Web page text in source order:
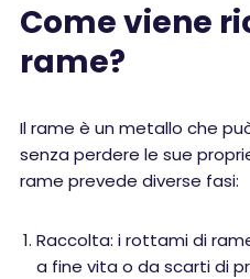
Come viene
rame?
Il rame è un metallo che
senza perdere le sue
rame prevede diverse fasi:
Raccolta: i rottami di
a fine vita o da scarti di